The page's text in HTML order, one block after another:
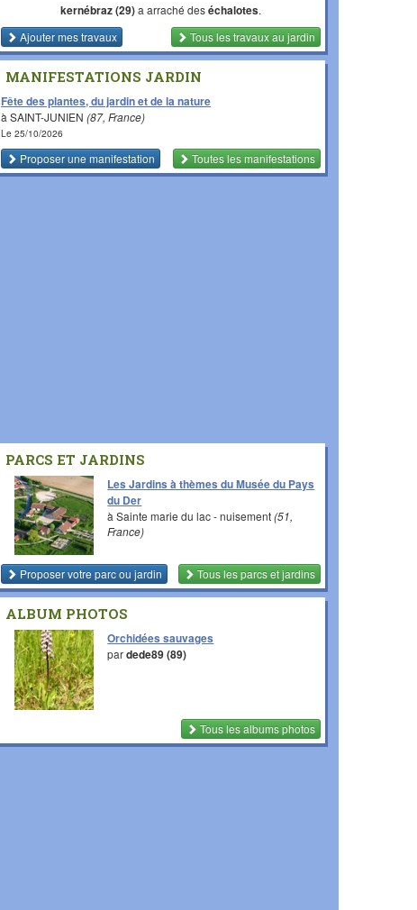
kernébraz (29)a arraché deséchalotes.
Ajouter mes travaux
Tous les travauxau jardin
MANIFESTATIONS JARDIN
Fête des plantes, du jardin et de la nature
à SAINT-JUNIEN (87, France)
Le 25/10/2026
Proposer une manifestation Toutes les manifestations
PARCS ET JARDINS
Les Jardins à thèmes du Musée du Pays
du Der
à Sainte marie du lac - nuisement(51,
France)
Proposer votre parc ou jardin Tous les parcs et jardins
ALBUM PHOTOS
Orchidées sauvages
pardede89 (89)
Tous les albums photos